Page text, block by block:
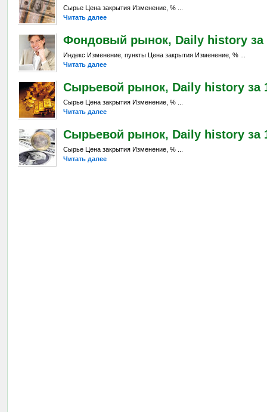
Сырье Цена закрытия Изменение, % ...
Читать далее
Фондовый рынок, Daily history за
Индекс Изменение, пункты Цена закрытия Изменение, % ...
Читать далее
Сырьевой рынок, Daily history за
Сырье Цена закрытия Изменение, % ...
Читать далее
Сырьевой рынок, Daily history за
Сырье Цена закрытия Изменение, % ...
Читать далее